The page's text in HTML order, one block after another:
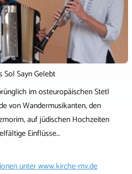
Sol Sayn Gelebt
im osteuropäischen Stetl
von Wandermusikanten, den
auf jüdischen Hochzeiten
Einflüsse…
unterwww.kirche-mv.de